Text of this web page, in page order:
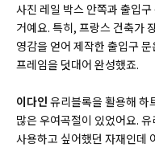
사진 레일 박스 안쪽과 출입
거예요. 특히, 프랑스 건축가
영감을 얻어 제작한 출입구
프레임을 덧대어 완성했죠.
이다인 유리블록을 활용해 하
많은 우여곡절이 있었어요.
사용하고 싶어했던 자재인데